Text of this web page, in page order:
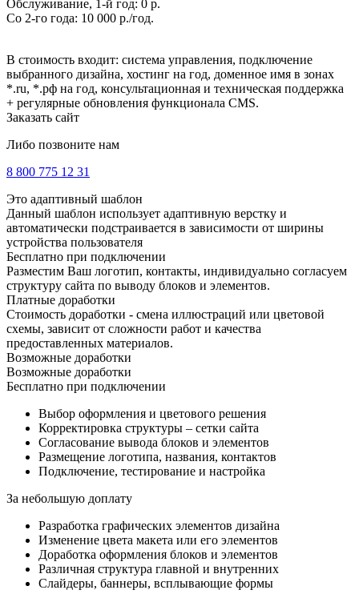
Обслуживание, 1-й год: 0 р.
Со 2-го года: 10 000 р./год.
В стоимость входит: система управления, подключение
выбранного дизайна, хостинг на год, доменное имя в зонах
*.ru, *.рф на год, консультационная и техническая поддержка
+ регулярные обновления функционала CMS.
Заказать сайт
Либо позвоните нам
8 800 775 12 31
Это адаптивный шаблон
Данный шаблон использует адаптивную верстку и
автоматически подстраивается в зависимости от ширины
устройства пользователя
Бесплатно при подключении
Разместим Ваш логотип, контакты, индивидуально согласуем
структуру сайта по выводу блоков и элементов.
Платные доработки
Стоимость доработки - смена иллюстраций или цветовой
схемы, зависит от сложности работ и качества
предоставленных материалов.
Возможные доработки
Возможные доработки
Бесплатно при подключении
Выбор оформления и цветового решения
Корректировка структуры – сетки сайта
Согласование вывода блоков и элементов
Размещение логотипа, названия, контактов
Подключение, тестирование и настройка
За небольшую доплату
Разработка графических элементов дизайна
Изменение цвета макета или его элементов
Доработка оформления блоков и элементов
Различная структура главной и внутренних
Слайдеры, баннеры, всплывающие формы